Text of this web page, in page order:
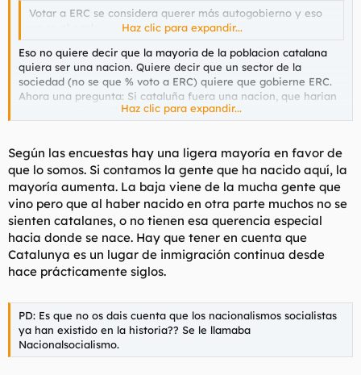
Votar a ERC se considera querer más autogobierno y eso
Haz clic para expandir...
Eso no quiere decir que la mayoria de la poblacion catalana
quiera ser una nacion. Quiere decir que un sector de la
sociedad (no se que % voto a ERC) quiere que gobierne ERC.
Ahora una pregunta: Si cataluña fuera una nacion, que harian
los nacionalismos?? Que reivindicarian??
Haz clic para expandir...
Según las encuestas hay una ligera mayoría en favor de
que lo somos. Si contamos la gente que ha nacido aquí, la
mayoría aumenta. La baja viene de la mucha gente que
vino pero que al haber nacido en otra parte muchos no se
sienten catalanes, o no tienen esa querencia especial
hacia donde se nace. Hay que tener en cuenta que
Catalunya es un lugar de inmigración continua desde
hace prácticamente siglos.
PD: Es que no os dais cuenta que los nacionalismos socialistas
ya han existido en la historia?? Se le llamaba
Nacionalsocialismo.